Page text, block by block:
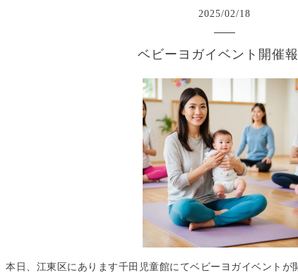
2025/02/18
ベビーヨガイベント開催
本日、江東区にあります千田児童館にてベビーヨガイベントが